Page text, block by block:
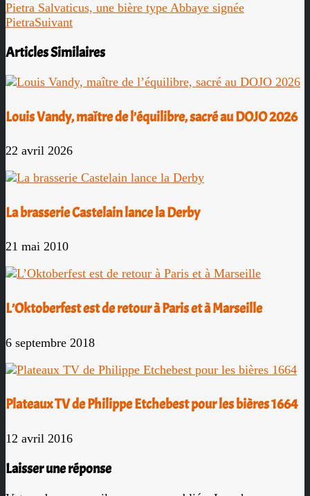
Pietra Salvaticus, une bière type Abbaye signée
PietraSuivant
Articles Similaires
Louis Vandy, maître de l’équilibre, sacré au DOJO 2026
22 avril 2026
La brasserie Castelain lance la Derby
21 mai 2010
L’Oktoberfest est de retour à Paris et à Marseille
6 septembre 2018
Plateaux TV de Philippe Etchebest pour les bières 1664
12 avril 2016
Laisser une réponse